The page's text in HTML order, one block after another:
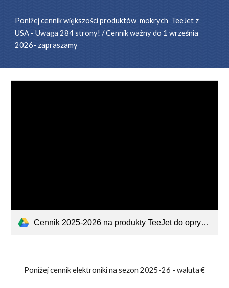
Poniżej cennik większościproduktów mokrych TeeJet z
USA - Uwaga 284 strony! / Cennik ważny do 1 września
2026- zapraszamy
Cennik 2025-2026 na produkty TeeJet do opryskiwaczy z USA - agrojet.pdf
Poniżej cennik elektroniki na sezon 2025-26 - waluta €